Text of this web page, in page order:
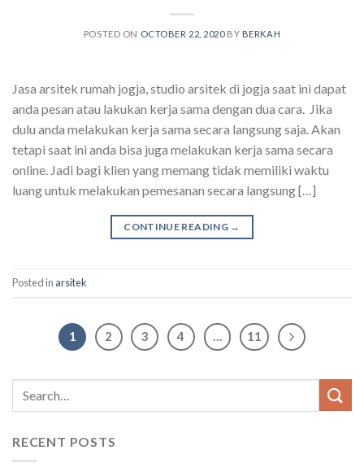
POSTED ON OCTOBER 22, 2020 BY BERKAH
Jasa arsitek rumah jogja, studio arsitek di jogja saat ini dapat
anda pesan atau lakukan kerja sama dengan dua cara. Jika
dulu anda melakukan kerja sama secara langsung saja. Akan
tetapi saat ini anda bisa juga melakukan kerja sama secara
online. Jadi bagi klien yang memang tidak memiliki waktu
luang untuk melakukan pemesanan secara langsung […]
CONTINUE READING →
Posted in arsitek
1 2 3 4 … 11
RECENT POSTS